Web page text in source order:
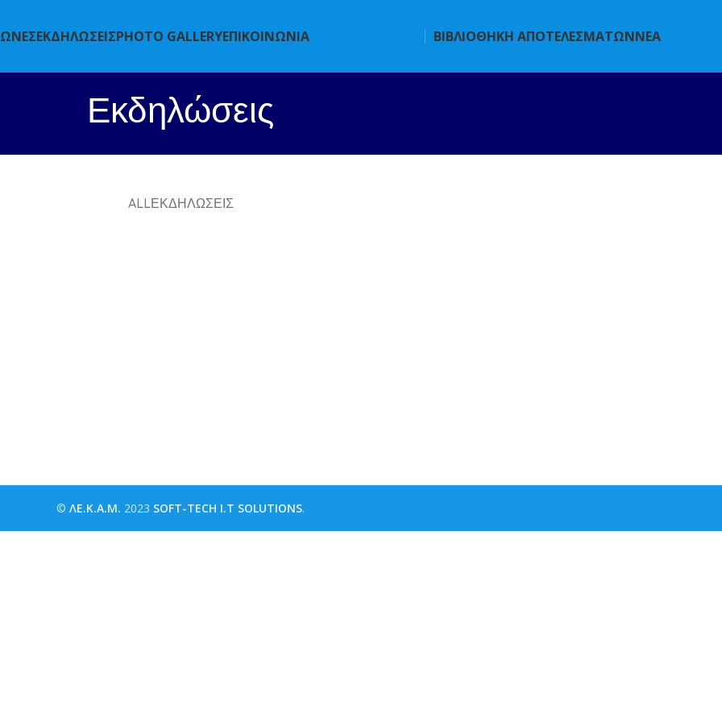
ΕΚΔΗΛΩΣΕΙΣPHOTO GALLERYΕΠΙΚΟΙΝΩΝΙΑ ΒΙΒΛΙΟΘΗΚΗ ΑΠΟΤΕΛΕΣΜΑΤΩΝΝΕΑ
Εκδηλώσεις
ALLΕΚΔΗΛΏΣΕΙΣ
© ΛΕ.Κ.Α.Μ. 2023 SOFT-TECH I.T SOLUTIONS.